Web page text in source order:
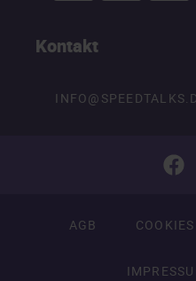
Kontakt
AGB COOKIES